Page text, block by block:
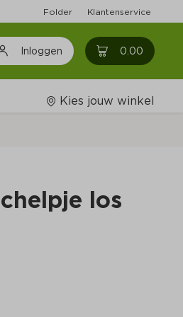
Folder Klantenservice
Inloggen 0.00 0
Kies jouw winkel
los